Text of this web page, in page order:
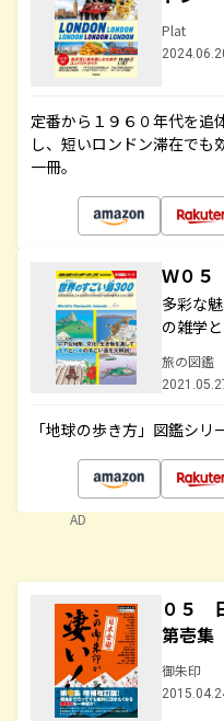
Plat
定番から１９６０年代を追
し、短いロンドン滞在でも
一冊。
Ｗ０５
多彩な
の雑学
旅の図鑑
「地球の歩き方」図鑑シリ
AD
０５
第壱
御朱印